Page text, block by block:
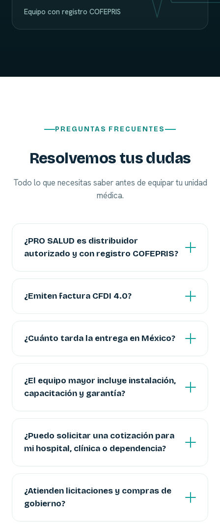
Equipo con registro COFEPRIS
PREGUNTAS FRECUENTES
Resolvemos tus dudas
Todo lo que necesitas saber antes de equipar tu unidad
médica.
¿PRO SALUD es distribuidor
autorizado y con registro COFEPRIS?
¿Emiten factura CFDI 4.0?
¿Cuánto tarda la entrega en México?
¿El equipo mayor incluye instalación,
capacitación y garantía?
¿Puedo solicitar una cotización para
mi hospital, clínica o dependencia?
¿Atienden licitaciones y compras de
gobierno?